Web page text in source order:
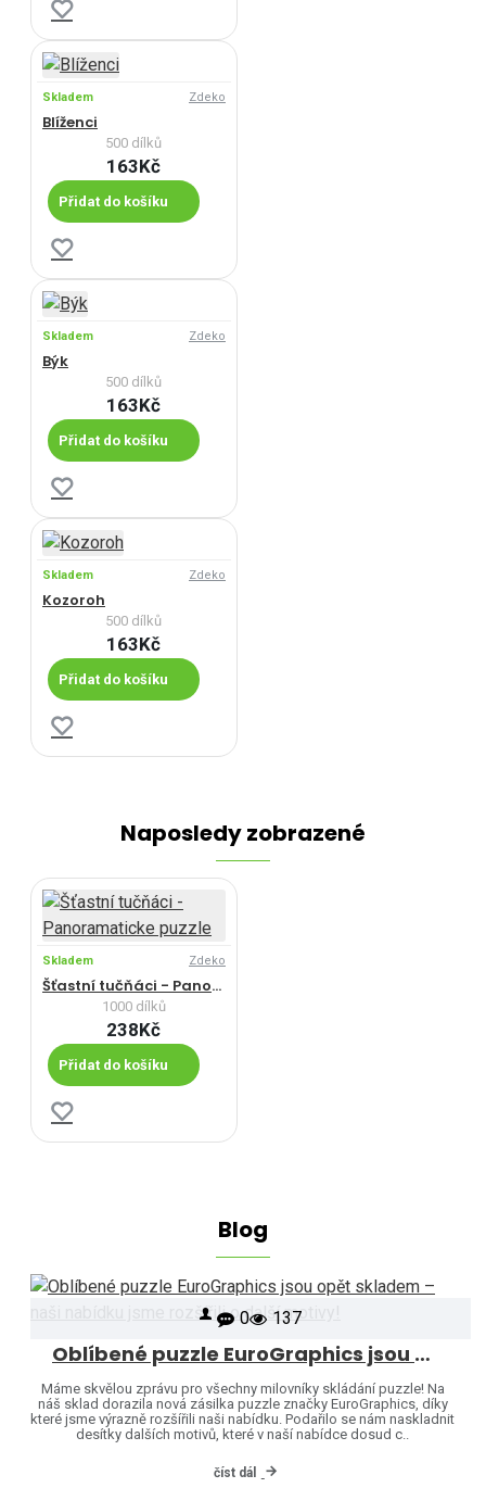
Skladem Zdeko
Blíženci
500 dílků
163Kč
Přidat do košíku
Skladem Zdeko
Býk
500 dílků
163Kč
Přidat do košíku
Skladem Zdeko
Kozoroh
500 dílků
163Kč
Přidat do košíku
Naposledy zobrazené
Skladem Zdeko
Šťastní tučňáci - Panoramaticke puzzle
1000 dílků
238Kč
Přidat do košíku
Blog
0 137
Oblíbené puzzle EuroGraphics jsou opět skladem – naši nabídku jsme rozšířili o další motivy!
Máme skvělou zprávu pro všechny milovníky skládání puzzle! Na
náš sklad dorazila nová zásilka puzzle značky EuroGraphics, díky
které jsme výrazně rozšířili naši nabídku. Podařilo se nám naskladnit
desítky dalších motivů, které v naší nabídce dosud c..
číst dál